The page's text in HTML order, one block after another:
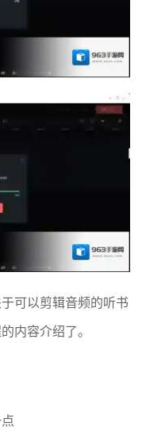
可以剪辑音频的听书
内容介绍了。